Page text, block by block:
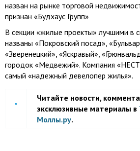
назван на рынке торговой
признан «Будхаус Групп»
В секции «жилые проекты» лучшими в
названы «Покровский посад»,
«Зверенецкий», «Яскравый»,
городок «Медвежий». Компания
самый «надежный девелопер жилья».
Читайте новости,
эксклюзивные материалы в
Моллы.ру.